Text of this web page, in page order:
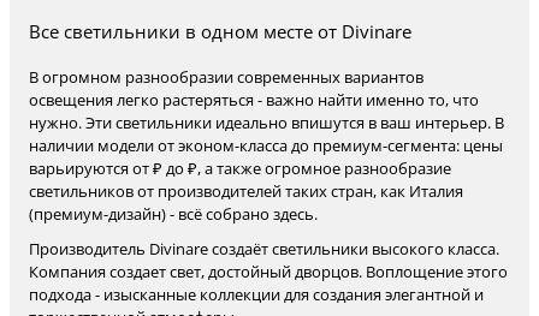
Все светильники в одном месте от Divinare
В огромном разнообразии современных вариантов
освещения легко растеряться - важно найти именно то, что
нужно. Эти светильники идеально впишутся в ваш интерьер. В
наличии модели от эконом-класса до премиум-сегмента: цены
варьируются от ₽ до ₽, а также огромное разнообразие
светильников от производителей таких стран, как Италия
(премиум-дизайн) - всё собрано здесь.
Производитель Divinare создаёт светильники высокого класса.
Компания создает свет, достойный дворцов. Воплощение этого
подхода - изысканные коллекции для создания элегантной и